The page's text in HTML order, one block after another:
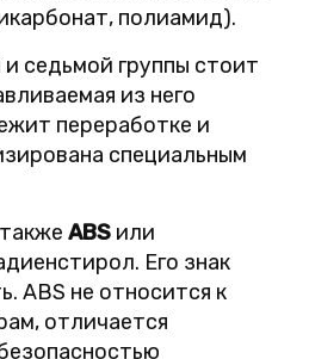
полиамид).
седьмой группы стоит
из него
переработке и
специальным
ABS или
Его знак
ABS не относится к
отличается